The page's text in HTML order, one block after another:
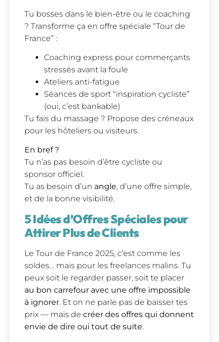
Tu bosses dans le bien-être ou le coaching
? Transforme ça en offre spéciale “Tour de
France” :
Coaching express pour commerçants
stressés avant la foule
Ateliers anti-fatigue
Séances de sport “inspiration cycliste”
(oui, c’est bankable)
Tu fais du massage ? Propose des créneaux
pour les hôteliers ou visiteurs.
En bref ?
Tu n’as pas besoin d’être cycliste ou
sponsor officiel.
Tu as besoin d’un angle, d’une offre simple,
et de la bonne visibilité.
5 Idées d’Offres Spéciales pour
Attirer Plus de Clients
Le Tour de France 2025, c’est comme les
soldes… mais pour les freelances malins. Tu
peux soit le regarder passer, soit te placer
au bon carrefour avec une offre impossible
à ignorer. Et on ne parle pas de baisser tes
prix — mais de créer des offres qui donnent
envie de dire oui tout de suite.